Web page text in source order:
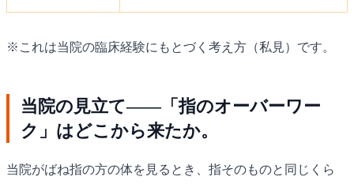
※これは当院の臨床経験にもとづく考え方（私見）です。
当院の見立て——「指のオーバーワー
ク」はどこから来たか。
当院がばね指の方の体を見るとき、指そのものと同じくら